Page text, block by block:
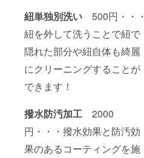
紐単独別洗い 500円・・・
紐を外して洗うことで紐で
隠れた部分や紐自体も綺麗
にクリーニングすることが
できます！
撥水防汚加工 2000
円・・・撥水効果と防汚効
果のあるコーティングを施